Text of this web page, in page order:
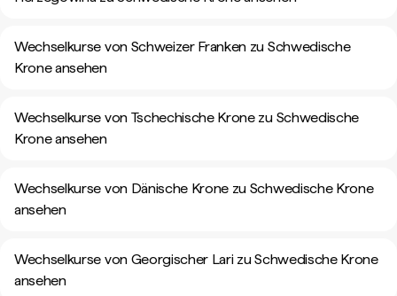
Wechselkurse von Schweizer Franken zu Schwedische
Krone ansehen
Wechselkurse von Tschechische Krone zu Schwedische
Krone ansehen
Wechselkurse von Dänische Krone zu Schwedische Krone
ansehen
Wechselkurse von Georgischer Lari zu Schwedische Krone
ansehen